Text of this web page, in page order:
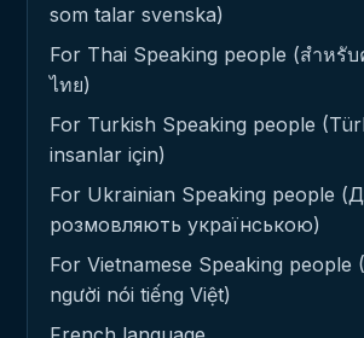
som talar svenska)
For Thai Speaking people (สำหรั
ไทย)
For Turkish Speaking people
insanlar için)
For Ukrainian Speaking people
розмовляють українською)
For Vietnamese Speaking people
người nói tiếng Việt)